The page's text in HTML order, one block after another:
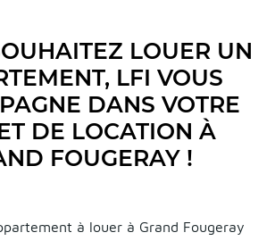
LOUER UN
LFI VOUS
DANS VOTRE
DE LOCATION À
FOUGERAY !
à louer à Grand Fougeray